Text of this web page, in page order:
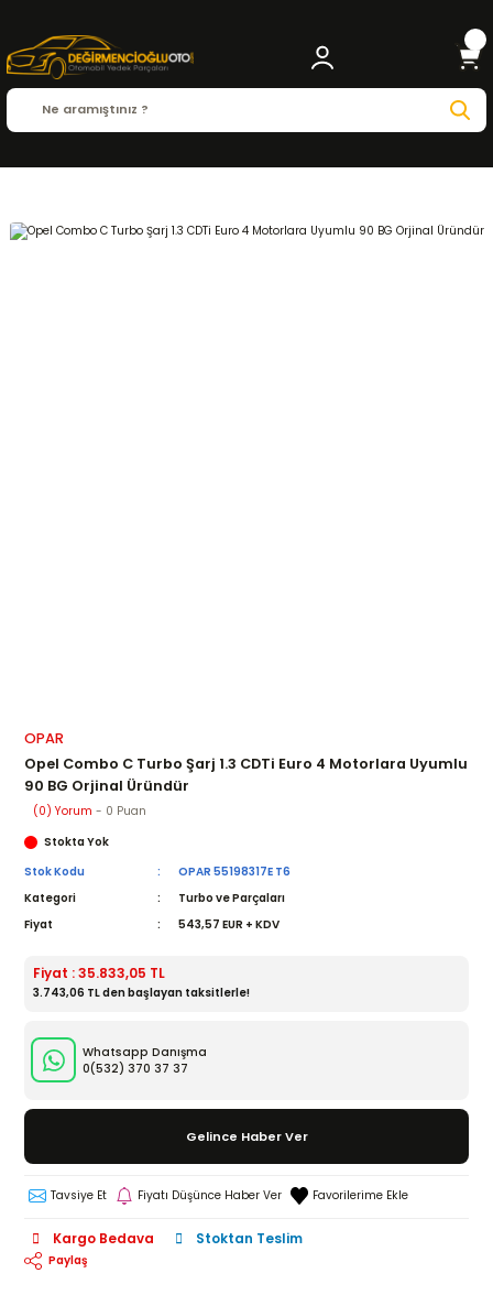
OPAR
Opel Combo C Turbo Şarj 1.3 CDTi Euro 4 Motorlara Uyumlu
90 BG Orjinal Üründür
(0) Yorum - 0 Puan
Stokta Yok
Stok Kodu
OPAR 55198317E T6
Kategori
Turbo ve Parçaları
Fiyat
543,57 EUR + KDV
Fiyat : 35.833,05 TL
3.743,06 TL den başlayan taksitlerle!
Whatsapp Danışma
0(532) 370 37 37
Gelince Haber Ver
Tavsiye Et Fiyatı Düşünce Haber Ver
Kargo Bedava Stoktan Teslim
Paylaş